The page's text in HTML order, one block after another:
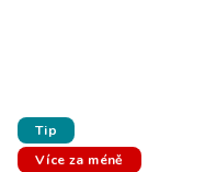
Tip
Více za méně